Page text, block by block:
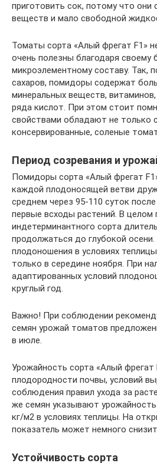
приготовить сок, потому что они
веществ и мало свободной
Томаты сорта «Алый фрегат F1»
очень полезны благодаря своему
микроэлементному составу. Так,
сахаров, помидоры содержат
минеральных веществ,
ряда кислот. При этом стоит
свойствами обладают не только
консервированные, соленые
Период созревания и
Помидоры сорта «Алый фрегат
каждой плодоносящей ветви
среднем через 95-110 суток
первые всходы растений. В целом
индетерминантного сорта
продолжаться до глубокой осени.
плодоношения в условиях
только в середине ноября. При
адаптированных условий
круглый год.
Важно! При соблюдении
семян урожай томатов
в июле.
Урожайность сорта «Алый фрегат
плодородности почвы, условий
соблюдения правил ухода за
же семян указывают
кг/м2 в условиях теплицы. На
показатель может немного
Устойчивость сорта